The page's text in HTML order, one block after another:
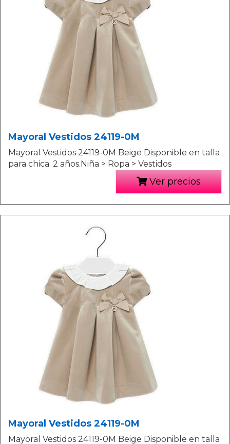
Mayoral Vestidos 24119-0M
Mayoral Vestidos 24119-0M Beige Disponible en talla
para chica. 2 años.Niña > Ropa > Vestidos
Ver precios
Mayoral Vestidos 24119-0M
Mayoral Vestidos 24119-0M Beige Disponible en talla